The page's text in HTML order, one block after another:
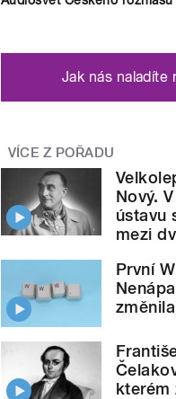
Jak nás naladíte
VÍCE Z POŘADU
Nový.
ústavu
mezi
První
kterém